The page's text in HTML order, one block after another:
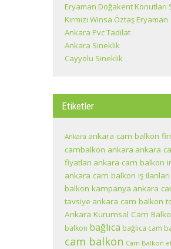
Eryaman Doğakent Konutları
Kırmızı Winsa Öztaş Eryaman
Ankara Pvc Tadilat
Ankara Sineklik
Cayyolu Sineklik
Etiketler
Ankara ankara cam balkon
cambalkon ankara ankara
fiyatları ankara cam balkon
ankara cam balkon iş ilanları
balkon kampanya ankara
tavsiye ankara cam balkon
Ankara Kurumsal Cam
balkon bağlıca bağlıca cam
cam balkon Cam Balkon